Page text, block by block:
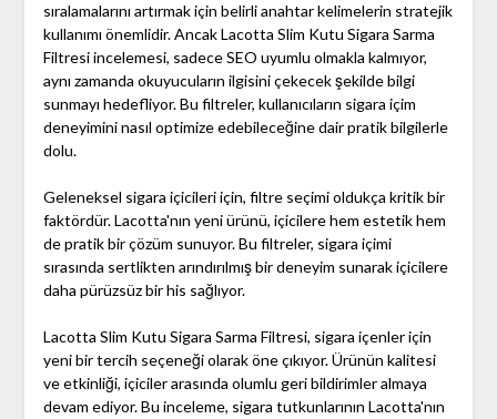
sıralamalarını artırmak için belirli anahtar kelimelerin stratejik
kullanımı önemlidir. Ancak Lacotta Slim Kutu Sigara Sarma
Filtresi incelemesi, sadece SEO uyumlu olmakla kalmıyor,
aynı zamanda okuyucuların ilgisini çekecek şekilde bilgi
sunmayı hedefliyor. Bu filtreler, kullanıcıların sigara içim
deneyimini nasıl optimize edebileceğine dair pratik bilgilerle
dolu.
Geleneksel sigara içicileri için, filtre seçimi oldukça kritik bir
faktördür. Lacotta'nın yeni ürünü, içicilere hem estetik hem
de pratik bir çözüm sunuyor. Bu filtreler, sigara içimi
sırasında sertlikten arındırılmış bir deneyim sunarak içicilere
daha pürüzsüz bir his sağlıyor.
Lacotta Slim Kutu Sigara Sarma Filtresi, sigara içenler için
yeni bir tercih seçeneği olarak öne çıkıyor. Ürünün kalitesi
ve etkinliği, içiciler arasında olumlu geri bildirimler almaya
devam ediyor. Bu inceleme, sigara tutkunlarının Lacotta'nın